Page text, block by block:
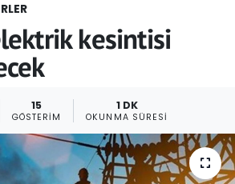
kesintisi
15
GÖSTERIM
1 DK
OKUNMA SÜRESI